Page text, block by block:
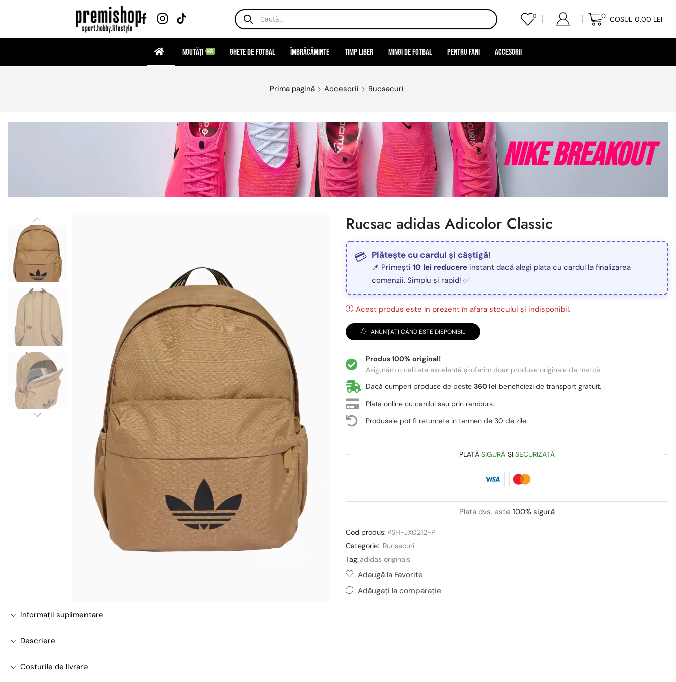
0 0 COSUL 0,00 LEI
Noutăți NOU Ghete de fotbal Îmbrăcăminte Timp liber Mingi de fotbal Pentru Fani Accesorii
Prima pagină Accesorii Rucsacuri
Nike Breakout
Rucsac adidas Adicolor Classic
Plătește cu cardul și câștigă!
📌 Primești 10 lei reducere instant dacă alegi plata cu cardul la finalizarea
comenzii. Simplu și rapid! ✅
Acest produs este în prezent în afara stocului și indisponibil.
ANUNȚAȚI CÂND ESTE DISPONIBIL
Produs 100% original!
Asigurăm o calitate excelentă și oferim doar produse originale de marcă.
Dacă cumperi produse de peste 360 lei beneficiezi de transport gratuit.
Plata online cu cardul sau prin ramburs.
Produsele pot fi returnate în termen de 30 de zile.
PLATĂ SIGURĂ ȘI SECURIZATĂ
Plata dvs. este 100% sigură
Cod produs: PSH-JX0212-P
Categorie: Rucsacuri
Tag:adidas originals
Adaugă la Favorite
Adăugați la comparație
Informații suplimentare
Descriere
Costurile de livrare